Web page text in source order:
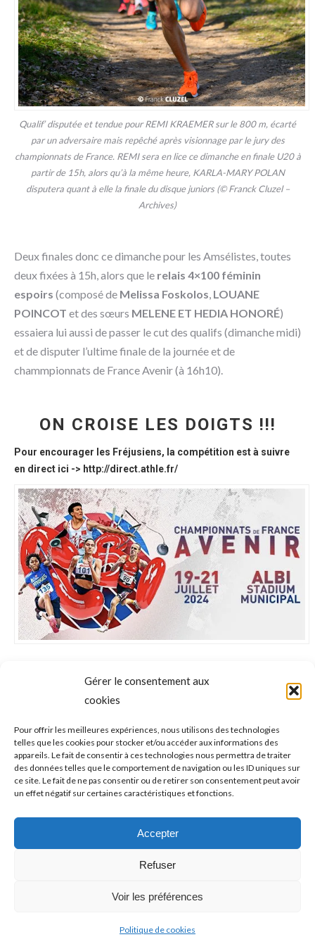
Gérer le consentement aux
cookies
Pour offrir les meilleures expériences, nous utilisons des technologies
telles que les cookies pour stocker et/ou accéder aux informations des
appareils. Le fait de consentir à ces technologies nous permettra de traiter
des données telles que le comportement de navigation ou les ID uniques sur
ce site. Le fait de ne pas consentir ou de retirer son consentement peut avoir
un effet négatif sur certaines caractéristiques et fonctions.
Accepter
Refuser
Voir les préférences
Politique de cookies
Qualif’ disputée et tendue pour REMI KRAEMER sur le 800 m, écarté
par un adversaire mais repêché après visionnage par le jury des
championnats de France. REMI sera en lice ce dimanche en finale U20 à
partir de 15h, alors qu’à la même heure, KARLA-MARY POLAN
disputera quant à elle la finale du disque juniors (© Franck Cluzel –
Archives)
Deux finales donc ce dimanche pour les Amsélistes, toutes
deux fixées à 15h, alors que le relais 4×100 féminin
espoirs (composé de Melissa Foskolos, LOUANE
POINCOT et des sœurs MELENE ET HEDIA HONORÉ)
essaiera lui aussi de passer le cut des qualifs (dimanche midi)
et de disputer l’ultime finale de la journée et de
chammpionnats de France Avenir (à 16h10).
ON CROISE LES DOIGTS !!!
Pour encourager les Fréjusiens, la compétition est à suivre
en direct ici -> http://direct.athle.fr/
NAVIGATION
DE
COMMENTAIRE
ONGLET PRÉCÉDENT
Onglet
précédent
ATHLÉTISME – Médailles pour les
Amsélistes aux “France Avenir“ à Albi ce
week-end ?
Onglet
ATHLÉTISME – “France U18-U20-U23“ : de
belles promesses… d’avenir